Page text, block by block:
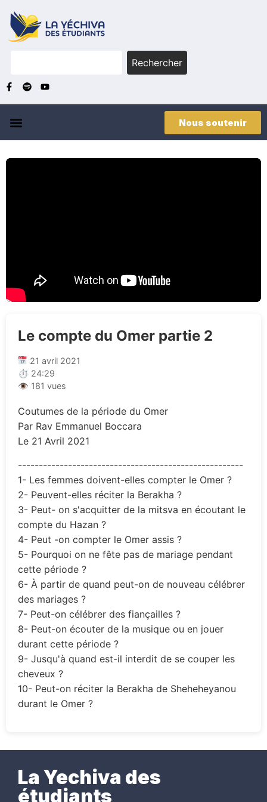
Rechercher
Nous soutenir
Le compte du Omer partie 2
21 avril 2021
⏱ 24:29
👁 181 vues
Coutumes de la période du Omer
Par Rav Emmanuel Boccara
Le 21 Avril 2021
------------------------------------------------------
1- Les femmes doivent-elles compter le Omer ?
2- Peuvent-elles réciter la Berakha ?
3- Peut- on s'acquitter de la mitsva en écoutant le
compte du Hazan ?
4- Peut -on compter le Omer assis ?
5- Pourquoi on ne fête pas de mariage pendant
cette période ?
6- À partir de quand peut-on de nouveau célébrer
des mariages ?
7- Peut-on célébrer des fiançailles ?
8- Peut-on écouter de la musique ou en jouer
durant cette période ?
9- Jusqu'à quand est-il interdit de se couper les
cheveux ?
10- Peut-on réciter la Berakha de Sheheheyanou
durant le Omer ?
La Yechiva des
étudiants